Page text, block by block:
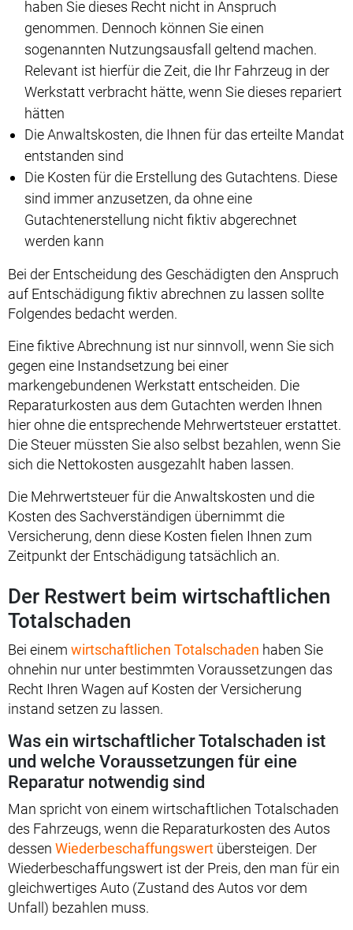
haben Sie dieses Recht nicht in Anspruch
genommen. Dennoch können Sie einen
sogenannten Nutzungsausfall geltend machen.
Relevant ist hierfür die Zeit, die Ihr Fahrzeug in der
Werkstatt verbracht hätte, wenn Sie dieses repariert
hätten
Die Anwaltskosten, die Ihnen für das erteilte Mandat
entstanden sind
Die Kosten für die Erstellung des Gutachtens. Diese
sind immer anzusetzen, da ohne eine
Gutachtenerstellung nicht fiktiv abgerechnet
werden kann
Bei der Entscheidung des Geschädigten den Anspruch
auf Entschädigung fiktiv abrechnen zu lassen sollte
Folgendes bedacht werden.
Eine fiktive Abrechnung ist nur sinnvoll, wenn Sie sich
gegen eine Instandsetzung bei einer
markengebundenen Werkstatt entscheiden. Die
Reparaturkosten aus dem Gutachten werden Ihnen
hier ohne die entsprechende Mehrwertsteuer erstattet.
Die Steuer müssten Sie also selbst bezahlen, wenn Sie
sich die Nettokosten ausgezahlt haben lassen.
Die Mehrwertsteuer für die Anwaltskosten und die
Kosten des Sachverständigen übernimmt die
Versicherung, denn diese Kosten fielen Ihnen zum
Zeitpunkt der Entschädigung tatsächlich an.
Der Restwert beim wirtschaftlichen
Totalschaden
Bei einem wirtschaftlichen Totalschaden haben Sie
ohnehin nur unter bestimmten Voraussetzungen das
Recht Ihren Wagen auf Kosten der Versicherung
instand setzen zu lassen.
Was ein wirtschaftlicher Totalschaden ist
und welche Voraussetzungen für eine
Reparatur notwendig sind
Man spricht von einem wirtschaftlichen Totalschaden
des Fahrzeugs, wenn die Reparaturkosten des Autos
dessen Wiederbeschaffungswert übersteigen. Der
Wiederbeschaffungswert ist der Preis, den man für ein
gleichwertiges Auto (Zustand des Autos vor dem
Unfall) bezahlen muss.